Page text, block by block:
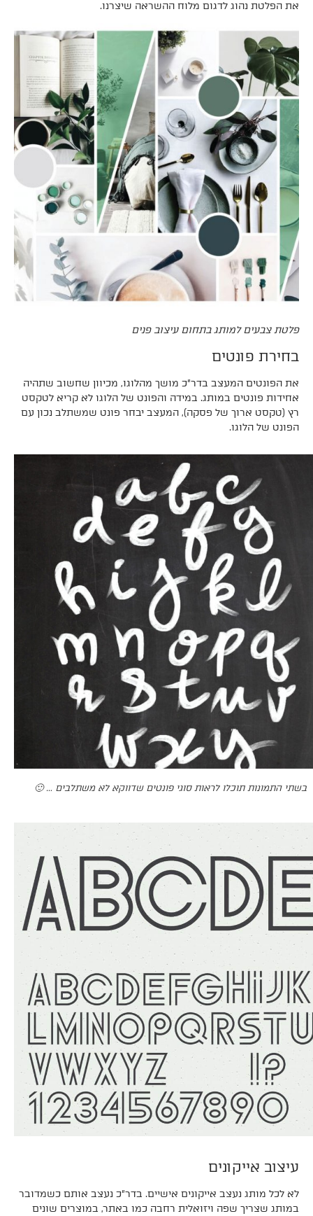
את הפלטת נהוג לדגום מלוח ההשראה שיצרנו.
פלטת צבעים למותג בתחום עיצוב פנים
בחירת פונטים
את הפונטים המעצב בדר״כ מושך מהלוגו, מכיוון שחשוב שתהיה
אחידות פונטים במותג. במידה והפונט של הלוגו לא קריא לטקסט
רץ (טקסט ארוך של פסקה), המעצב יבחר פונט שמשתלב נכון עם
הפונט של הלוגו.
בשתי התמונות תוכלו לראות סוגי פונטים שדווקא לא משתלבים … 🙂
עיצוב אייקונים
לא לכל מותג נעצב אייקונים אישיים. בדר״כ נעצב אותם כשמדובר
במותג שצריך שפה ויזואלית רחבה כמו באתר, במוצרים שונים